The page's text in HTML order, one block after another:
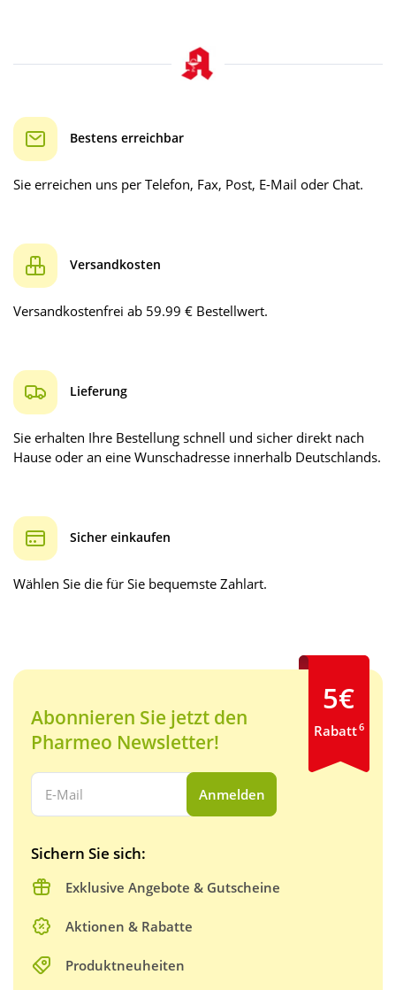
Bestens erreichbar
Sie erreichen uns per Telefon, Fax, Post, E-Mail oder Chat.
Versandkosten
Versandkostenfrei ab 59.99 € Bestellwert.
Lieferung
Sie erhalten Ihre Bestellung schnell und sicher direkt nach
Hause oder an eine Wunschadresse innerhalb Deutschlands.
Sicher einkaufen
Wählen Sie die für Sie bequemste Zahlart.
Abonnieren Sie jetzt den
Pharmeo Newsletter!
Ihre E-Mail Adresse:
Anmelden
Sichern Sie sich:
Exklusive Angebote & Gutscheine
Aktionen & Rabatte
Produktneuheiten
5€
Rabatt6